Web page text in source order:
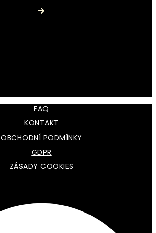
FAQ
KONTAKT
OBCHODNÍ PODMÍNKY
GDPR
ZÁSADY COOKIES